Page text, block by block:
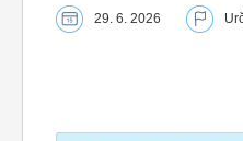
29. 6. 2026